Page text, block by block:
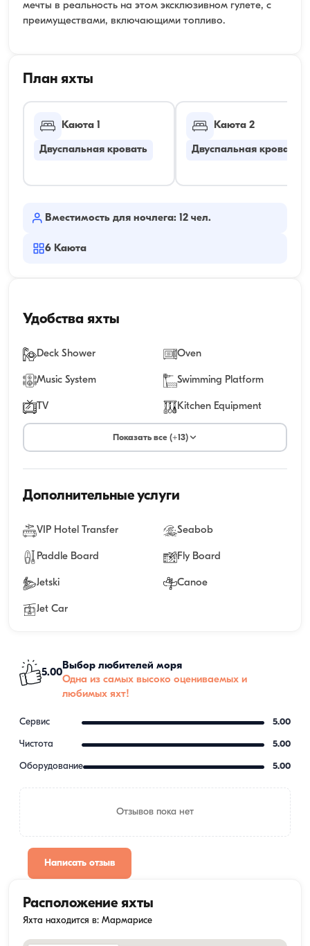
мечты в реальность на этом эксклюзивном гулете, с
преимуществами, включающими топливо.
План яхты
Каюта 1
Двуспальная кровать
Каюта 2
Двуспальная кровать
Вместимость для ночлега: 12 чел.
6 Каюта
Удобства яхты
Deck Shower Oven
Music System Swimming Platform
TV Kitchen Equipment
Показать все (+13)
Дополнительные услуги
VIP Hotel Transfer Seabob
Paddle Board Fly Board
Jetski Canoe
Jet Car
5.00
Выбор любителей моря
Одна из самых высоко оцениваемых и
любимых яхт!
Сервис 5.00
Чистота 5.00
Оборудование 5.00
Отзывов пока нет
Написать отзыв
Расположение яхты
Яхта находится в: Мармарисе